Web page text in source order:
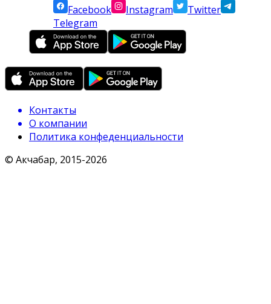
Facebook
Instagram
Twitter
Telegram
Контакты
О компании
Политика конфеденциальности
© Акчабар, 2015-2026